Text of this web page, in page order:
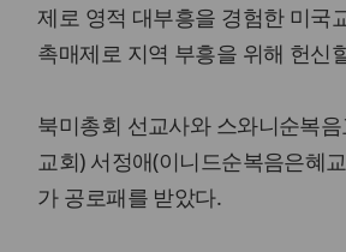
제로 영적 대부흥을 경험한 미국
촉매제로 지역 부흥을 위해 헌신
북미총회 선교사와 스와니순복
교회) 서정애(이니드순복음은혜
가 공로패를 받았다.